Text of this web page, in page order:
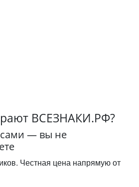
ВСЕЗНАКИ.РФ?
— вы не
Честная цена напрямую от